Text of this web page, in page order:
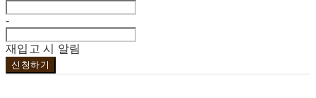
-
재입고 시 알림
신청하기